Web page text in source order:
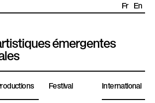
émergentes
Fr En
Festival International